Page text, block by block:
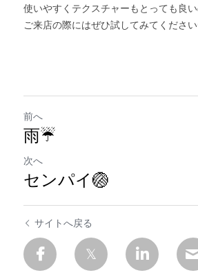
使いやすくテクスチャーもとっても良
ご来店の際にはぜひ試してみてくださ
前へ
雨☔
次へ
センパイ🏐
サイトへ戻る